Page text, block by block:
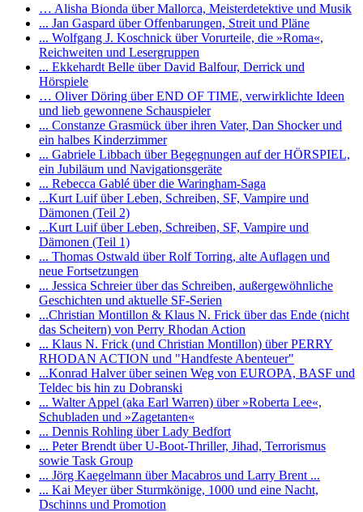
… Alisha Bionda über Mallorca, Meisterdetektive und Musik
... Jan Gaspard über Offenbarungen, Streit und Pläne
... Wolfgang J. Koschnick über Vorurteile, die »Roma«,
Reichweiten und Lesergruppen
... Ekkehardt Belle über David Balfour, Derrick und
Hörspiele
… Oliver Döring über END OF TIME, verwirklichte Ideen
und lieb gewonnene Schauspieler
... Constanze Grasmück über ihren Vater, Dan Shocker und
ein halbes Kinderzimmer
... Gabriele Libbach über Begegnungen auf der HÖRSPIEL,
ein Jubiläum und Navigationsgeräte
... Rebecca Gablé über die Waringham-Saga
...Kurt Luif über Leben, Schreiben, SF, Vampire und
Dämonen (Teil 2)
...Kurt Luif über Leben, Schreiben, SF, Vampire und
Dämonen (Teil 1)
... Thomas Ostwald über Rolf Torring, alte Auflagen und
neue Fortsetzungen
... Jessica Schreier über das Schreiben, außergewöhnliche
Geschichten und aktuelle SF-Serien
...Christian Montillon & Klaus N. Frick über das Ende (nicht
das Scheitern) von Perry Rhodan Action
... Klaus N. Frick (und Christian Montillon) über PERRY
RHODAN ACTION und "Handfeste Abenteuer"
...Konrad Halver über seinen Weg von EUROPA, BASF und
Teldec bis hin zu Dobranski
... Walter Appel (aka Earl Warren) über »Roberta Lee«,
Schubladen und »Zagetanten«
... Dennis Rohling über Lady Bedfort
... Peter Brendt über U-Boot-Thriller, Jihad, Terrorismus
sowie Task Group
... Jörg Kaegelmann über Macabros und Larry Brent ...
... Kai Meyer über Sturmkönige, 1000 und eine Nacht,
Dschinns und Promotion